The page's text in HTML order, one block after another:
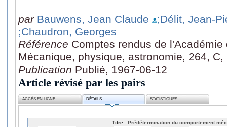
par Bauwens, Jean Claude
;Délit, Jean-
;Chaudron, Georges
Référence Comptes rendus de
Mécanique, physique, astronomie, 264, C,
Publication Publié, 1967-06-12
Article révisé par les pairs
ACCÈS EN LIGNE DÉTAILS STATISTIQUES
Titre: Prédétermination du comportement